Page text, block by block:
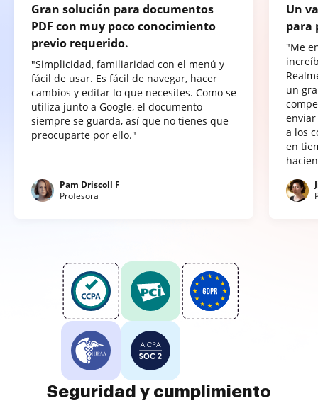
Gran solución para documentos
PDF con muy poco conocimiento
previo requerido.
"Simplicidad, familiaridad con el menú y
fácil de usar. Es fácil de navegar, hacer
cambios y editar lo que necesites. Como se
utiliza junto a Google, el documento
siempre se guarda, así que no tienes que
preocuparte por ello."
Pam Driscoll F
Profesora
Un
para
"Me
un
a los
en
Seguridad y cumplimiento